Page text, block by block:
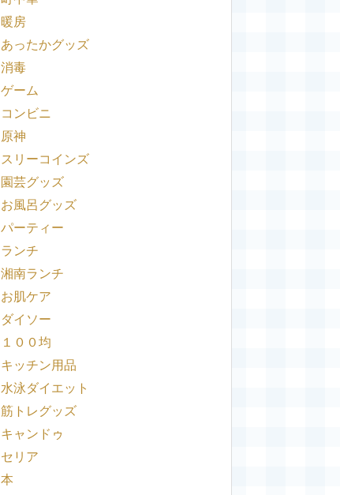
暖房
あったかグッズ
消毒
ゲーム
コンビニ
原神
スリーコインズ
園芸グッズ
お風呂グッズ
パーティー
ランチ
湘南ランチ
お肌ケア
ダイソー
１００均
キッチン用品
水泳ダイエット
筋トレグッズ
キャンドゥ
セリア
本